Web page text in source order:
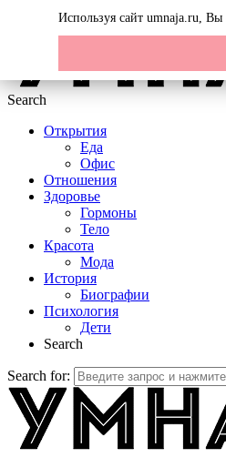
Search
Открытия
Еда
Офис
Отношения
Здоровье
Гормоны
Тело
Красота
Мода
История
Биографии
Психология
Дети
Search
Search for:
Используя сайт umnaja.ru,